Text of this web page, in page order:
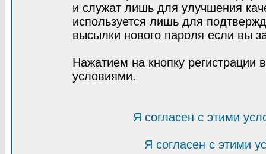
и служат лишь для улучшения
используется лишь для
высылки нового пароля если вы
Нажатием на кнопку регистрации
условиями.
Я согласен с этими
Я согласен с этими